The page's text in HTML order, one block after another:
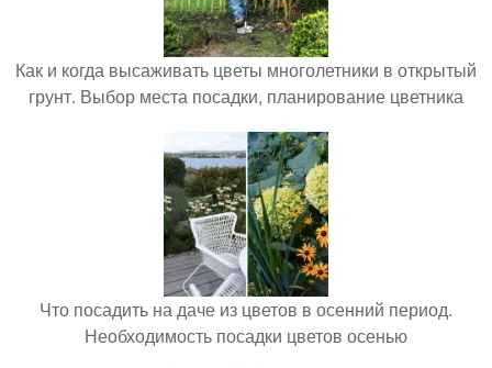
Как и когда высаживать цветы многолетники в открытый
грунт. Выбор места посадки, планирование цветника
Что посадить на даче из цветов в осенний период.
Необходимость посадки цветов осенью